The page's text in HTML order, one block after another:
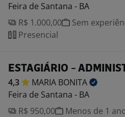
Feira de Santana - BA
R$ 1.000,00
Sem
Presencial
ESTAGIÁRIO -
4,3 MARIA BONITA
Feira de Santana - BA
R$ 950,00
Menos de 1